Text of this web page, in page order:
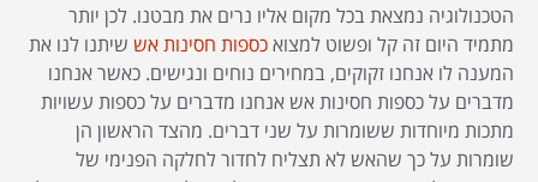
הטכנולוגיה נמצאת בכל מקום אליו נרים את מבטנו. לכן יותר
מתמיד היום זה קל ופשוט למצואכספות חסינות אש שיתנו לנו את
המענה לו אנחנו זקוקים, במחירים נוחים ונגישים. כאשר אנחנו
מדברים על כספות חסינות אש אנחנו מדברים על כספות עשויות
מתכות מיוחדות ששומרות על שני דברים. מהצד הראשון הן
שומרות על כך שהאש לא תצליח לחדור לחלקה הפנימי של